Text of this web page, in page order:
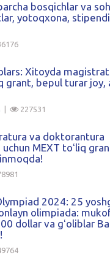
bosqichlar va
yotoqxona,
Xitoyda
grant, bepul turar joy,
227531
va doktorantura
uchun MEXT toʻliq
2024: 25
olimpiada:
dollar va gʻoliblar